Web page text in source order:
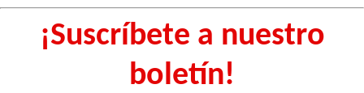
¡Suscríbete a nuestro
boletín!